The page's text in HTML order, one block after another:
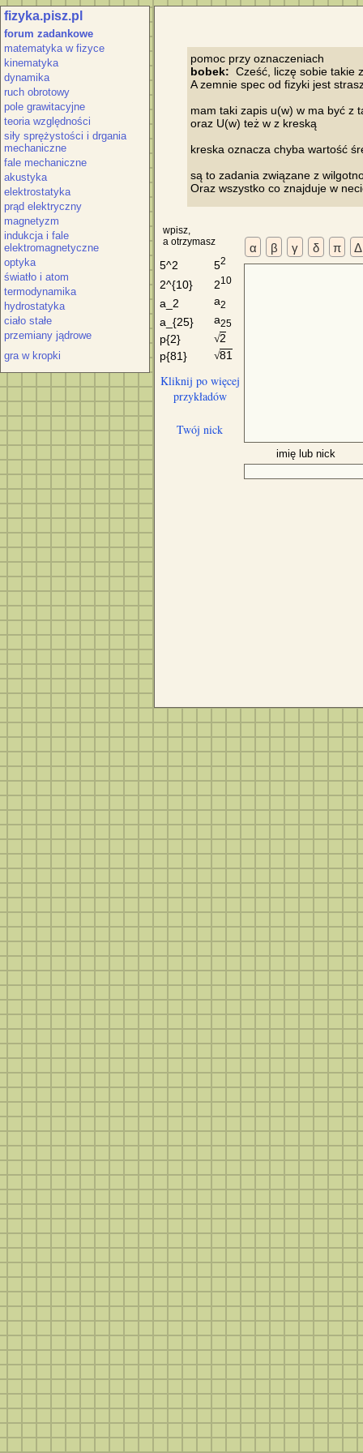
fizyka.pisz.pl
forum zadankowe
matematyka w fizyce
kinematyka
dynamika
ruch obrotowy
pole grawitacyjne
teoria względności
siły sprężystości i drgania
mechaniczne
fale mechaniczne
akustyka
elektrostatyka
prąd elektryczny
magnetyzm
indukcja i fale
elektromagnetyczne
optyka
światło i atom
termodynamika
hydrostatyka
ciało stałe
przemiany jądrowe
gra w kropki
bobek:
Cześć, liczę sobie
A zemnie spec od fizyki jest
mam taki zapis u(w) w ma być z
oraz U(w) też w z kreską
kreska oznacza chyba wartość
są to zadania związane z
α β γ δ π Δ
imię lub nick
wpisz,
a otrzymasz
5^2 52
2^{10} 210
a_2 a2
a_{25} a25
p{2} √2
p{81}
√81
Kliknij po więcej
przykładów
Twój nick